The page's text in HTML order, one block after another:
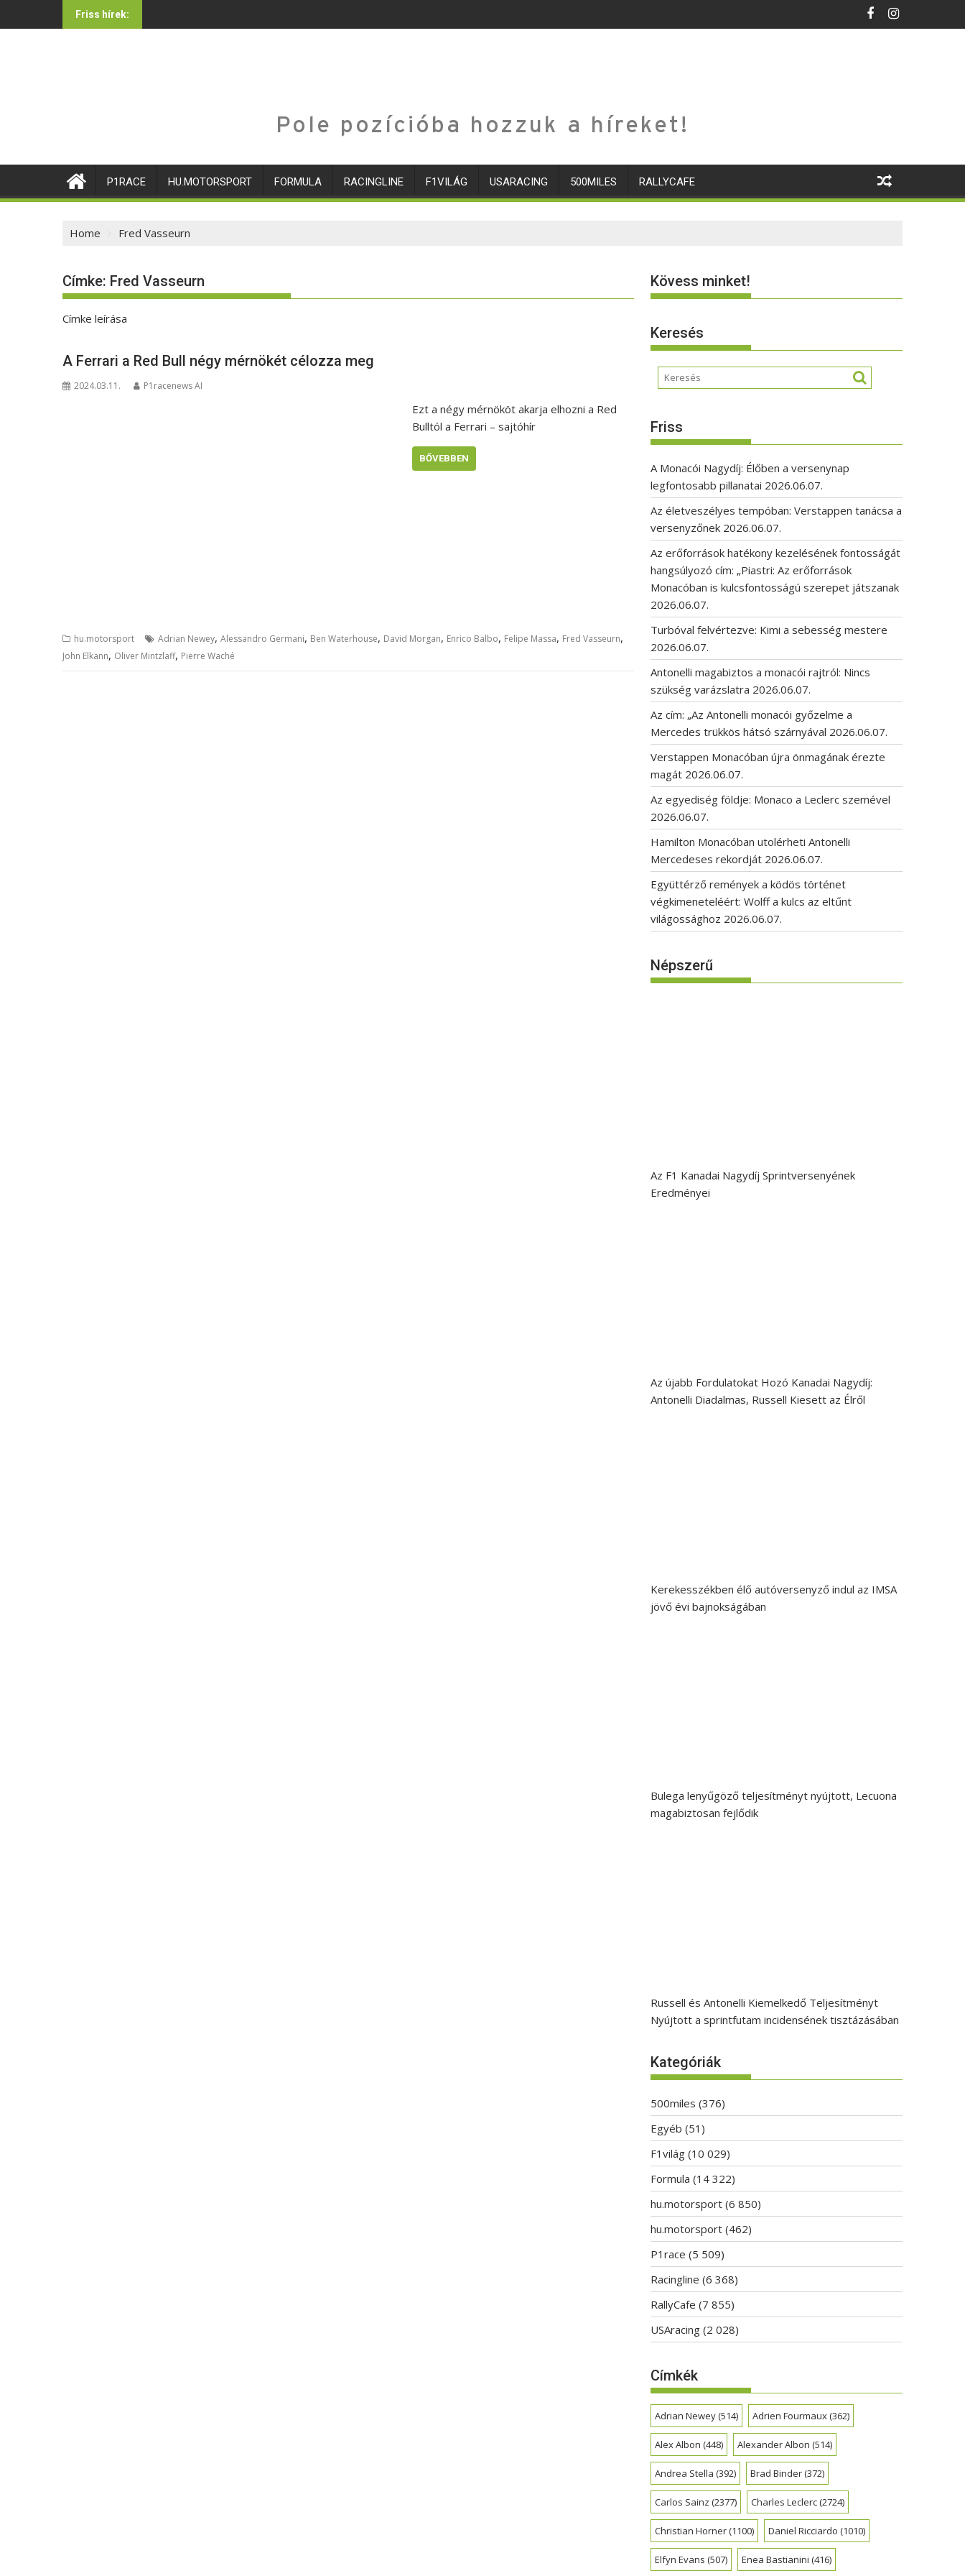
to
Friss hírek:
Pole pozícióba hozzuk a híreket!
P1RACE HU.MOTORSPORT FORMULA RACINGLINE F1VILÁG USARACING 500MILES RALLYCAFE
Home Fred Vasseurn
Címke: Fred Vasseurn
Címke leírása
A Ferrari a Red Bull négy mérnökét célozza meg
2024.03.11. P1racenews AI
Ezt a négy mérnököt akarja elhozni a Red
Bulltól a Ferrari – sajtóhír
BŐVEBBEN
hu.motorsport Adrian Newey, Alessandro Germani, Ben Waterhouse, David Morgan, Enrico Balbo, Felipe Massa, Fred Vasseurn,
John Elkann, Oliver Mintzlaff, Pierre Waché
Kövess minket!
Keresés
Friss
A Monacói Nagydíj: Élőben a versenynap
legfontosabb pillanatai 2026.06.07.
Az életveszélyes tempóban: Verstappen tanácsa a
versenyzőnek 2026.06.07.
Az erőforrások hatékony kezelésének fontosságát
hangsúlyozó cím: „Piastri: Az erőforrások
Monacóban is kulcsfontosságú szerepet játszanak
2026.06.07.
Turbóval felvértezve: Kimi a sebesség mestere
2026.06.07.
Antonelli magabiztos a monacói rajtról: Nincs
szükség varázslatra 2026.06.07.
Az cím: „Az Antonelli monacói győzelme a
Mercedes trükkös hátsó szárnyával 2026.06.07.
Verstappen Monacóban újra önmagának érezte
magát 2026.06.07.
Az egyediség földje: Monaco a Leclerc szemével
2026.06.07.
Hamilton Monacóban utolérheti Antonelli
Mercedeses rekordját 2026.06.07.
Együttérző remények a ködös történet
végkimeneteléért: Wolff a kulcs az eltűnt
világossághoz 2026.06.07.
Népszerű
Az F1 Kanadai Nagydíj Sprintversenyének
Eredményei
Az újabb Fordulatokat Hozó Kanadai Nagydíj:
Antonelli Diadalmas, Russell Kiesett az Élről
Kerekesszékben élő autóversenyző indul az IMSA
jövő évi bajnokságában
Bulega lenyűgöző teljesítményt nyújtott, Lecuona
magabiztosan fejlődik
Russell és Antonelli Kiemelkedő Teljesítményt
Nyújtott a sprintfutam incidensének tisztázásában
Kategóriák
500miles (376)
Egyéb (51)
F1világ (10 029)
Formula (14 322)
hu.motorsport (6 850)
hu.motorsport (462)
P1race (5 509)
Racingline (6 368)
RallyCafe (7 855)
USAracing (2 028)
Címkék
Adrian Newey(514) Adrien Fourmaux(362)
Alex Albon (448) Alexander Albon (514)
Andrea Stella (392) Brad Binder(372)
Carlos Sainz (2377) Charles Leclerc(2724)
Christian Horner(1100) Daniel Ricciardo (1010)
Elfyn Evans (507) Enea Bastianini (416)